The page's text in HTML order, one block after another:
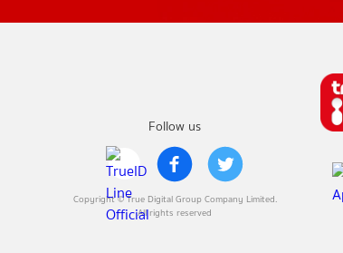
Follow us
Copyright © True Digital Group Company Limited.
All rights reserved